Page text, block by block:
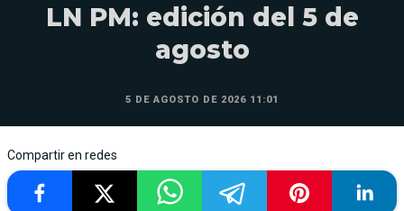
LN PM: edición del 5 de
agosto
5 DE AGOSTO DE 2026 11:01
Compartir en redes